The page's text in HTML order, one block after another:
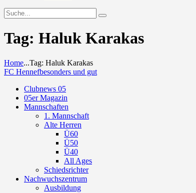
Tag: Haluk Karakas
Home...Tag: Haluk Karakas
FC Hennefbesonders und gut
Clubnews 05
05er Magazin
Mannschaften
1. Mannschaft
Alte Herren
Ü60
Ü50
Ü40
All Ages
Schiedsrichter
Nachwuchszentrum
Ausbildung